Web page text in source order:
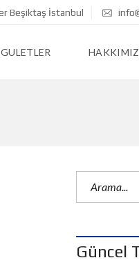
Beşiktaş İstanbul
Güncel